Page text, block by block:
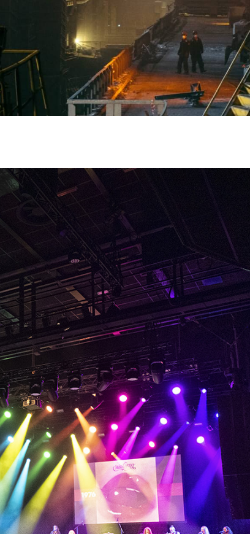
purus libero, interdum sed blandit acp retium facilisis
mollis dui lorem dolor. Lorem ipsum dolor sit amet,
sit amet, consectetur adipis cin elit.